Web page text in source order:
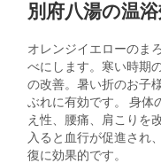
別府八湯の温
オレンジイエローのま
べにします。寒い時期
の改善。暑い折のお子
ぶれに有効です。 身体
え性、腰痛、肩こりを
入ると血行が促進され
復に効果的です。